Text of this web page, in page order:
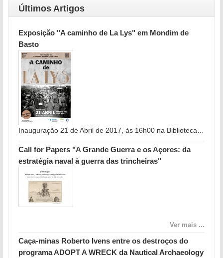
Últimos Artigos
Exposição "A caminho de La Lys" em Mondim de
Basto
Inauguração 21 de Abril de 2017, às 16h00 na Biblioteca…
Call for Papers "A Grande Guerra e os Açores: da
estratégia naval à guerra das trincheiras"
Ver mais ...
Caça-minas Roberto Ivens entre os destroços do
programa ADOPT A WRECK da Nautical Archaeology